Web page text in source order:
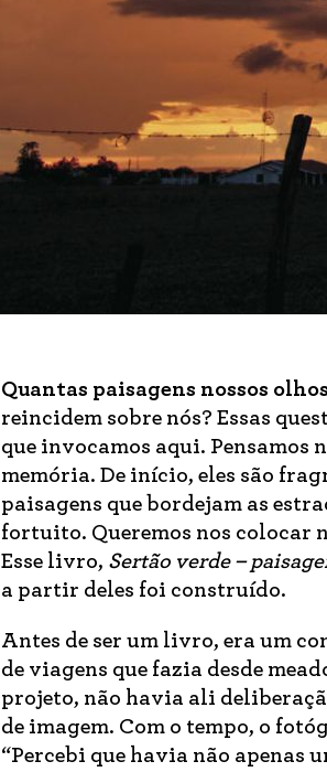
Quantas paisagens nossos olhos
reincidem sobre nós? Essas
que invocamos aqui. Pensamos
memória. De início, eles são
paisagens que bordejam as
fortuito. Queremos nos colocar
Esse livro, Sertão verde –
a partir deles foi construído.
Antes de ser um livro, era um
de viagens que fazia desde
projeto, não havia ali
de imagem. Com o tempo, o
“Percebi que havia não apenas